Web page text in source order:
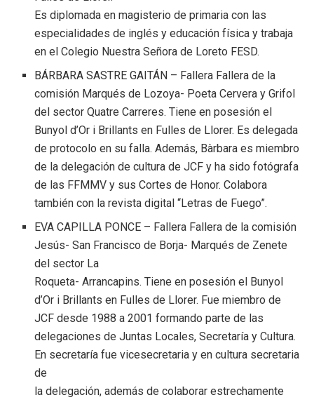
Es diplomada en magisterio de primaria con las
especialidades de inglés y educación física y trabaja
en el Colegio Nuestra Señora de Loreto FESD.
BÁRBARA SASTRE GAITÁN – Fallera Fallera de la
comisión Marqués de Lozoya- Poeta Cervera y Grifol
del sector Quatre Carreres. Tiene en posesión el
Bunyol d’Or i Brillants en Fulles de Llorer. Es delegada
de protocolo en su falla. Además, Bàrbara es miembro
de la delegación de cultura de JCF y ha sido fotógrafa
de las FFMMV y sus Cortes de Honor. Colabora
también con la revista digital “Letras de Fuego”.
EVA CAPILLA PONCE – Fallera Fallera de la comisión
Jesús- San Francisco de Borja- Marqués de Zenete
del sector La
Roqueta- Arrancapins. Tiene en posesión el Bunyol
d’Or i Brillants en Fulles de Llorer. Fue miembro de
JCF desde 1988 a 2001 formando parte de las
delegaciones de Juntas Locales, Secretaría y Cultura.
En secretaría fue vicesecretaria y en cultura secretaria
de
la delegación, además de colaborar estrechamente